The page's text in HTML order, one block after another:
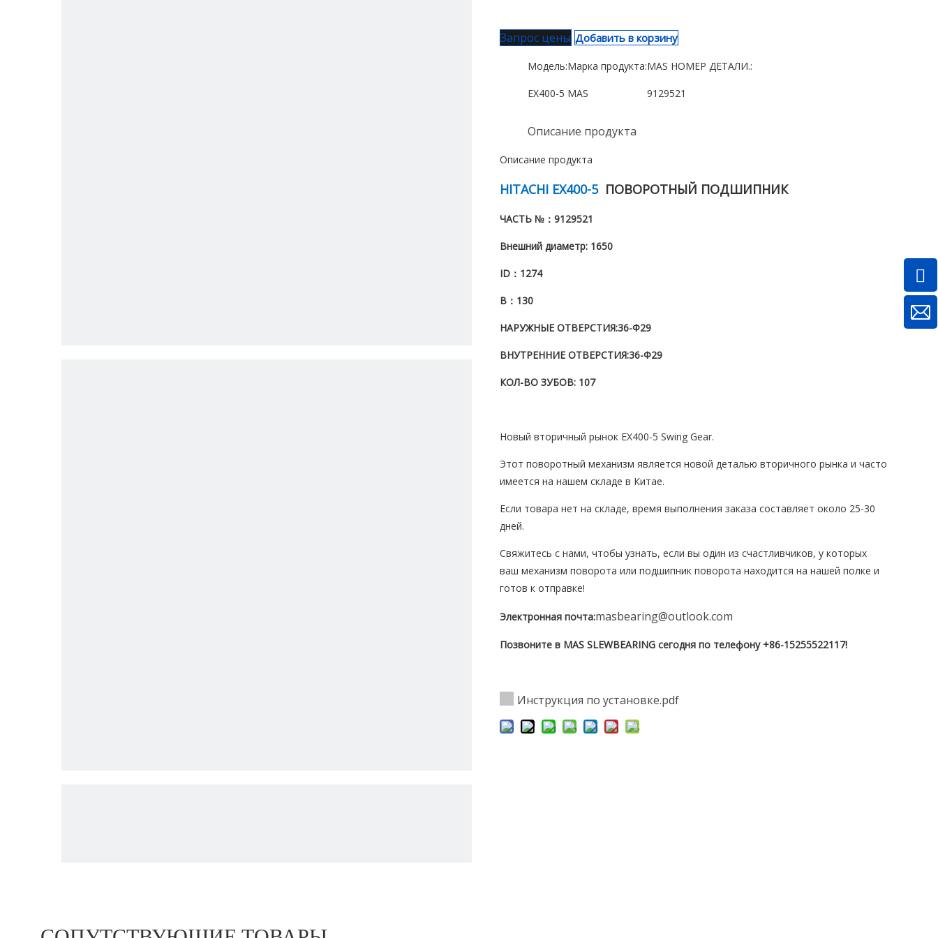
Запрос цены Добавить в корзину
Модель:
EX400-5
Марка продукта:
MAS
MAS НОМЕР ДЕТАЛИ.:
9129521
Описание продукта
Описание продукта
HITACHI EX400-5 ПОВОРОТНЫЙ ПОДШИПНИК
ЧАСТЬ №：9129521
Внешний диаметр: 1650
ID：1274
В：130
НАРУЖНЫЕ ОТВЕРСТИЯ:36-Φ29
ВНУТРЕННИЕ ОТВЕРСТИЯ:36-Φ29
КОЛ-ВО ЗУБОВ: 107
Новый вторичный рынок EX400-5 Swing Gear.
Этот поворотный механизм является новой деталью вторичного рынка и часто
имеется на нашем складе в Китае.
Если товара нет на складе, время выполнения заказа составляет около 25-30
дней.
Свяжитесь с нами, чтобы узнать, если вы один из счастливчиков, у которых
ваш механизм поворота или подшипник поворота находится на нашей полке и
готов к отправке!
Электронная почта:masbearing@outlook.com
Позвоните в MAS SLEWBEARING сегодня по телефону +86-15255522117!
Инструкция по установке.pdf